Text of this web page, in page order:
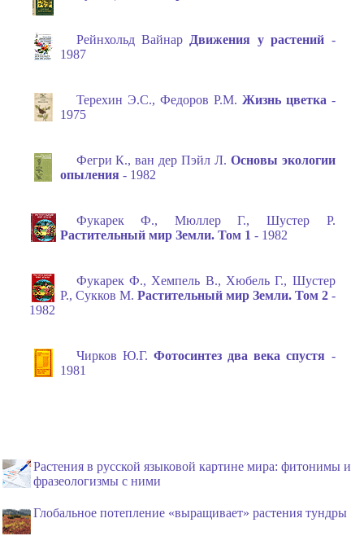
Рейнхольд Вайнар Движения у растений -
1987
Терехин Э.С., Федоров Р.М. Жизнь цветка -
1975
Фегри К., ван дер Пэйл Л. Основы экологии
опыления- 1982
Фукарек Ф., Мюллер Г., Шустер Р.
Растительный мир Земли. Том 1 - 1982
Фукарек Ф., Хемпель В., Хюбель Г., Шустер
Р., Сукков М. Растительный мир Земли. Том 2-
1982
Чирков Ю.Г. Фотосинтез два века спустя -
1981
Растения в русской языковой картине мира: фитонимы и
фразеологизмы с ними
Глобальное потепление «выращивает» растения тундры